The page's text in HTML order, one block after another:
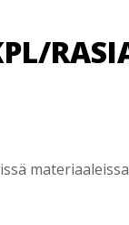
materiaaleissa